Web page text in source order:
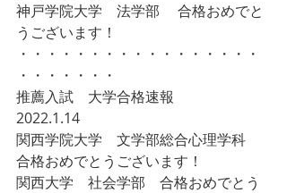
神戸学院大学　法学部　 合格おめでと
うございます！
・・・・・・・・・・・・・・・・・
・・・・・・・
推薦入試　大学合格速報
2022.1.14
関西学院大学　文学部総合心理学科
合格おめでとうございます！
関西大学　社会学部　合格おめでとう